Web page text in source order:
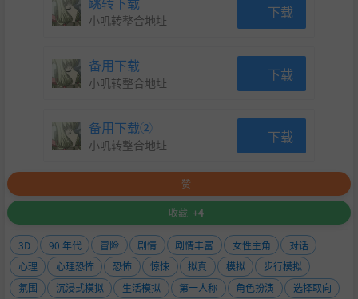
小叽转整合地址 下载
备用下载
小叽转整合地址 下载
备用下载②
小叽转整合地址 下载
赞
收藏 +4
3D 90 年代 冒险 剧情 剧情丰富 女性主角
对话
心理
心理恐怖 恐怖 惊悚 拟真 模拟
步行模拟
氛围
沉浸式模拟 生活模拟 第一人称 角色扮演
选择取向